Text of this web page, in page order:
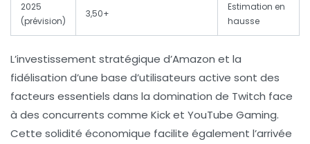
2025
(prévision)
3,50+
Estimation en
hausse
L’investissement stratégique d’Amazon et la
fidélisation d’une base d’utilisateurs active sont des
facteurs essentiels dans la domination de Twitch face
à des concurrents comme Kick et YouTube Gaming.
Cette solidité économique facilite également l’arrivée